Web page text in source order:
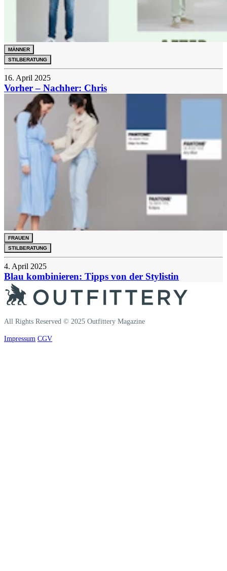
MÄNNER
STILBERATUNG
16. April 2025
Vorher – Nachher: Chris
FRAUEN
STILBERATUNG
4. April 2025
Blau kombinieren: Tipps von der Stylistin
All Rights Reserved © 2025 Outfittery Magazine
Impressum CGV